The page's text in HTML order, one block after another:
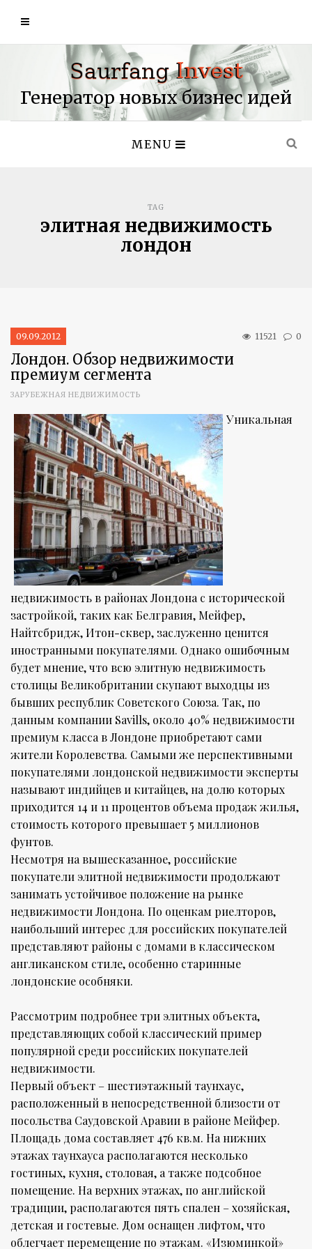
Генератор новых бизнес идей
MENU
TAG
элитная недвижимость
лондон
09.09.2012 11521 0
Лондон. Обзор недвижимости
премиум сегмента
ЗАРУБЕЖНАЯ НЕДВИЖИМОСТЬ
Уникальная
недвижимость в районах Лондона с исторической
застройкой, таких как Белгравия, Мейфер,
Найтсбридж, Итон-сквер, заслуженно ценится
иностранными покупателями. Однако ошибочным
будет мнение, что всю элитную недвижимость
столицы Великобритании скупают выходцы из
бывших республик Советского Союза. Так, по
данным компании Savills, около 40% недвижимости
премиум класса в Лондоне приобретают сами
жители Королевства. Самыми же перспективными
покупателями лондонской недвижимости эксперты
называют индийцев и китайцев, на долю которых
приходится 14 и 11 процентов объема продаж жилья,
стоимость которого превышает 5 миллионов
фунтов.
Несмотря на вышесказанное, российские
покупатели элитной недвижимости продолжают
занимать устойчивое положение на рынке
недвижимости Лондона. По оценкам риелторов,
наибольший интерес для российских покупателей
представляют районы с домами в классическом
англиканском стиле, особенно старинные
лондонские особняки.
Рассмотрим подробнее три элитных объекта,
представляющих собой классический пример
популярной среди российских покупателей
недвижимости.
Первый объект – шестиэтажный таунхаус,
расположенный в непосредственной близости от
посольства Саудовской Аравии в районе Мейфер.
Площадь дома составляет 476 кв.м. На нижних
этажах таунхауса располагаются несколько
гостиных, кухня, столовая, а также подсобное
помещение. На верхних этажах, по английской
традиции, располагаются пять спален – хозяйская,
детская и гостевые. Дом оснащен лифтом, что
облегчает перемещение по этажам. «Изюминкой»